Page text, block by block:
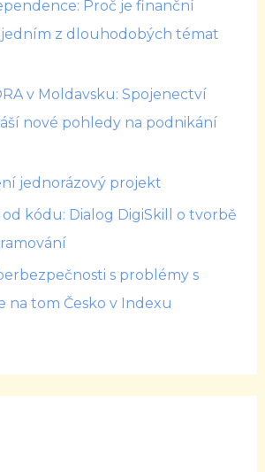
Proč je finanční
jedním z dlouhodobých témat
v Moldavsku: Spojenectví
nové pohledy na podnikání
jednorázový projekt
kódu: Dialog DigiSkill o tvorbě
s problémy s
na tom Česko v Indexu